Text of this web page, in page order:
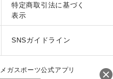
特定商取引法に基づく
表示
SNSガイドライン
ガスポーツ公式アプリ